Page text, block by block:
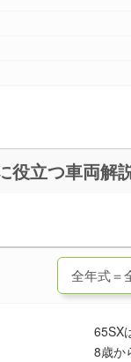
行】 買取査定に役立つ車両解
65SX
8歳か